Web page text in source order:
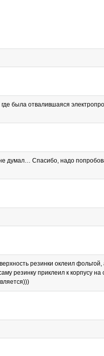
где была отвалившаяся
думал… Спасибо, надо
резинки оклеил фольгой,
резинку приклеил к корпусу